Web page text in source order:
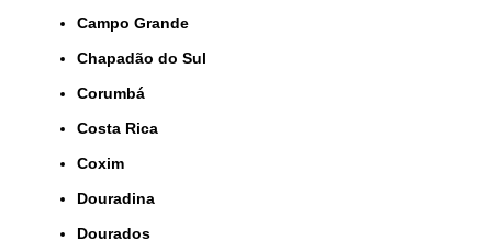
Campo Grande
Chapadão do Sul
Corumbá
Costa Rica
Coxim
Douradina
Dourados